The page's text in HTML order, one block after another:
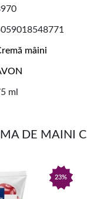
mâini
ml
DE MAINI
23%